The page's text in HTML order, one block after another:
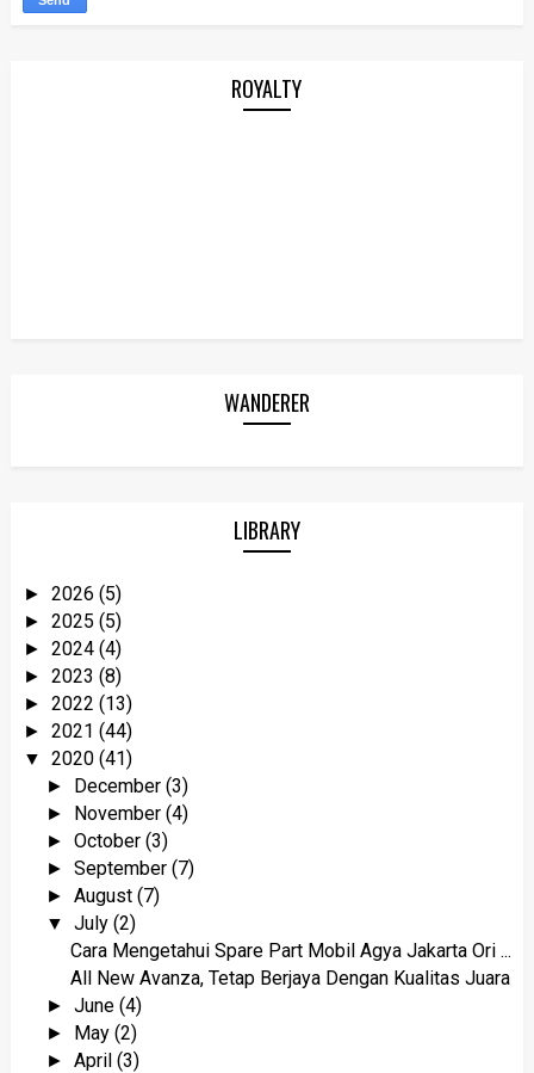
ROYALTY
WANDERER
LIBRARY
► 2026 (5)
► 2025 (5)
► 2024 (4)
► 2023 (8)
► 2022 (13)
► 2021 (44)
▼ 2020 (41)
► December(3)
► November(4)
►October(3)
►September(7)
►August(7)
▼July(2)
Cara Mengetahui Spare Part Mobil Agya Jakarta Ori ...
All New Avanza, Tetap Berjaya Dengan Kualitas Juara
►June(4)
► May(2)
►April(3)